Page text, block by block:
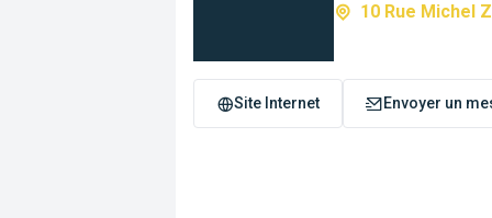
10 Rue Michel
Site Internet Envoyer un